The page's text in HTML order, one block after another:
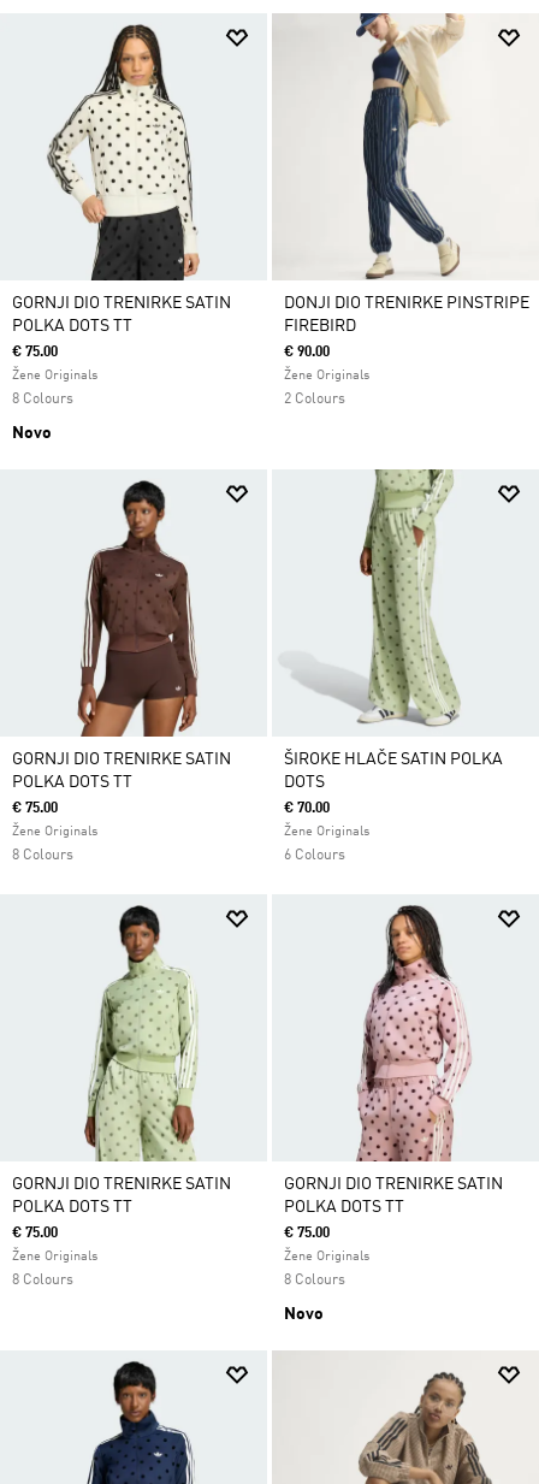
GORNJI DIO TRENIRKE SATIN
POLKA DOTS TT
€ 75.00
Žene Originals
8 Colours
Novo
DONJI DIO TRENIRKE PINSTRIPE
FIREBIRD
€ 90.00
Žene Originals
2 Colours
GORNJI DIO TRENIRKE SATIN
POLKA DOTS TT
€ 75.00
Žene Originals
8 Colours
ŠIROKE HLAČE SATIN POLKA
DOTS
€ 70.00
Žene Originals
6 Colours
GORNJI DIO TRENIRKE SATIN
POLKA DOTS TT
€ 75.00
Žene Originals
8 Colours
GORNJI DIO TRENIRKE SATIN
POLKA DOTS TT
€ 75.00
Žene Originals
8 Colours
Novo